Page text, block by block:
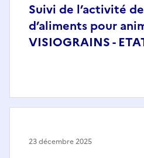
Suivi de l’activité
d’aliments pour
VISIOGRAINS -
23 décembre 2025